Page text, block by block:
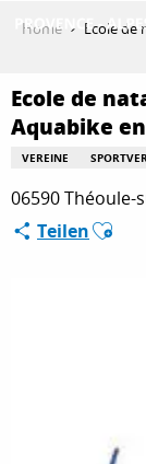
principal
Home Ecole de
Ecole de
Aquabike
VEREINE
06590 Théoule-
Teilen